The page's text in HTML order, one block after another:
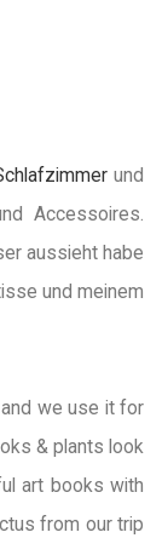
und
Accessoires.
aussieht habe
und meinem
and we use it for
& plants look
art books with
from our trip